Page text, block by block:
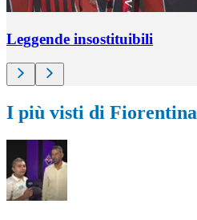
Leggende insostituibili
I più visti di Fiorentina